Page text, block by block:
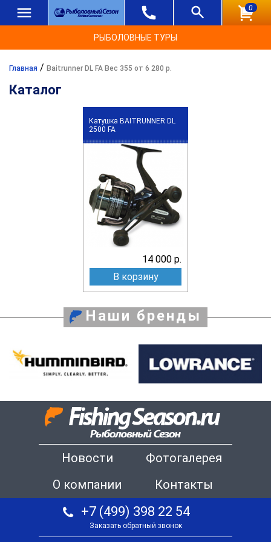
0
РЫБОЛОВНЫЕ ТУРЫ
Главная / Baitrunner DL FA Вес 355 от 6 280 р.
Каталог
Катушка BAITRUNNER DL
2500 FA
14 000 р.
В корзину
Наши бренды
Новости
Фотогалерея
О компании
Контакты
+7 (499) 398 22 54
Заказать обратный звонок